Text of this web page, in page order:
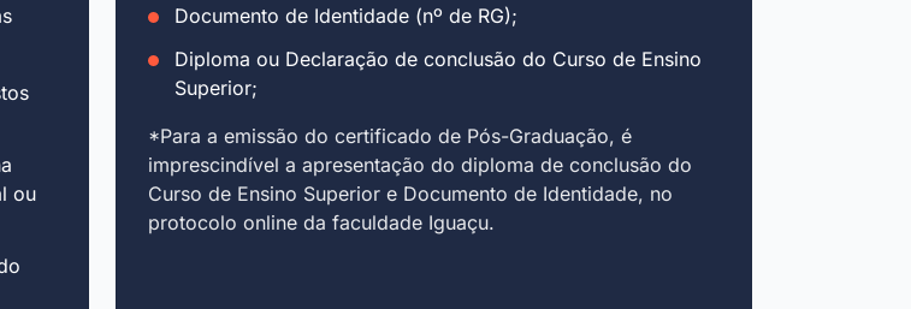
ou
Documento de Identidade (nº de RG);
Diploma ou Declaração de conclusão do Curso de Ensino
Superior;
*Para a emissão do certificado de Pós-Graduação, é
imprescindível a apresentação do diploma de conclusão do
Curso de Ensino Superior e Documento de Identidade, no
protocolo online da faculdade Iguaçu.